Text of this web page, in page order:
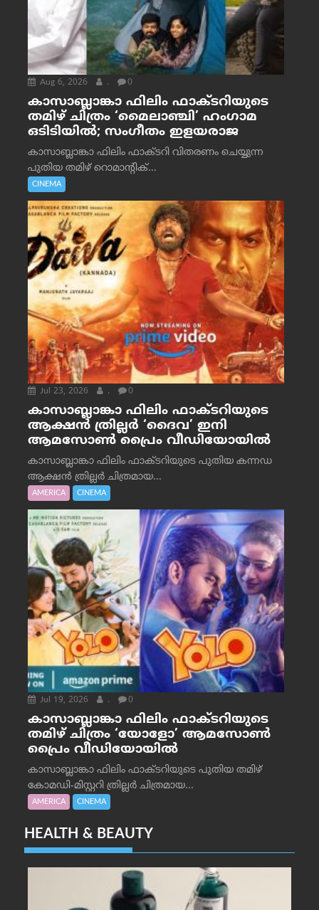
Aug 6, 2026 . 0
കാസാബ്ലാങ്കാ ഫിലിം ഫാക്ടറിയുടെ
തമിഴ് ചിത്രം ‘മൈലാഞ്ചി’ ഹംഗാമ
ഒടിടിയിൽ; സംഗീതം ഇളയരാജ
കാസാബ്ലാങ്കാ ഫിലിം ഫാക്ടറി വിതരണം ചെയ്യുന്ന
പുതിയ തമിഴ് റൊമാന്റിക്...
CINEMA
Jul 23, 2026 . 0
കാസാബ്ലാങ്കാ ഫിലിം ഫാക്ടറിയുടെ
ആക്ഷൻ ത്രില്ലർ ‘ദൈവ’ ഇനി
ആമസോൺ പ്രൈം വീഡിയോയിൽ
കാസാബ്ലാങ്കാ ഫിലിം ഫാക്ടറിയുടെ പുതിയ കന്നഡ
ആക്ഷൻ ത്രില്ലർ ചിത്രമായ...
AMERICA CINEMA
Jul 19, 2026 . 0
കാസാബ്ലാങ്കാ ഫിലിം ഫാക്ടറിയുടെ
തമിഴ് ചിത്രം ‘യോളോ’ ആമസോൺ
പ്രൈം വീഡിയോയിൽ
കാസാബ്ലാങ്കാ ഫിലിം ഫാക്ടറിയുടെ പുതിയ തമിഴ്
കോമഡി-മിസ്റ്ററി ത്രില്ലർ ചിത്രമായ...
AMERICA CINEMA
HEALTH & BEAUTY